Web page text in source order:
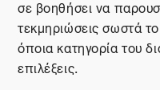
σε βοηθήσει να
τεκμηριώσεις σωστά
όποια κατηγορία του
επιλέξεις.